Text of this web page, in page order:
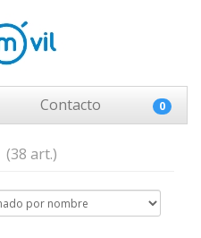
Contacto 0
(38 art.)